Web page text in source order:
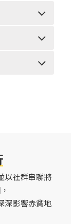
具可以到
的方式前
於文化三路
租借，前往
公園 Ubike
式捐贈。
～三個月
整理預
動。邀請
們的消
下A4大
破損會逐
所以都不
以不收冬
可以怎麼
(link is external)
、Email、貴
，我們會
以社群串聯將
深影響赤貧地